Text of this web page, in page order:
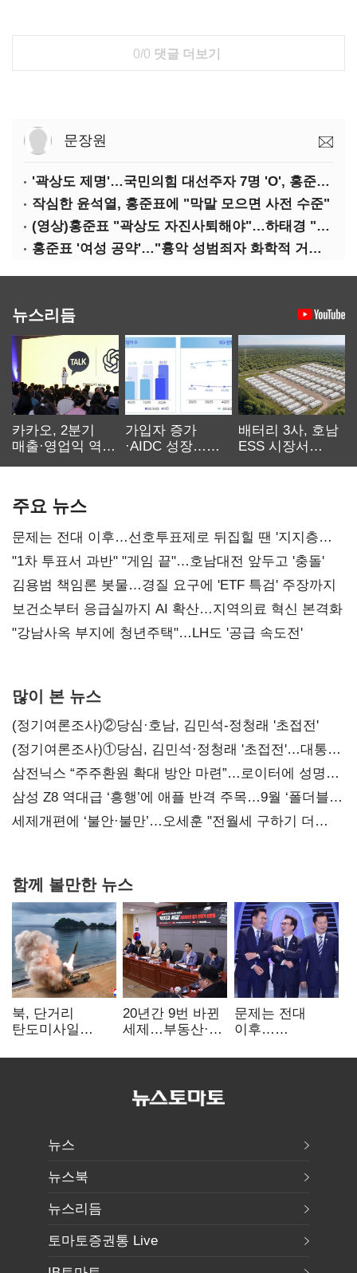
0/0 댓글 더보기
문장원
'곽상도 제명'…국민의힘 대선주자 7명 'O', 홍준표 '△'
작심한 윤석열, 홍준표에 "막말 모으면 사전 수준"
(영상)홍준표 "곽상도 자진사퇴해야"…하태경 "한가한 뒷북"
홍준표 '여성 공약'…"흉악 성범죄자 화학적 거세 추진"
뉴스리듬
카카오, 2분기
매출·영업익 역대
가입자 증가
·AIDC 성장…
배터리 3사, 호남
ESS 시장서
주요 뉴스
문제는 전대 이후…선호투표제로 뒤집힐 땐 '지지층
불복'
"1차 투표서 과반" "게임 끝"…호남대전 앞두고 '충돌'
김용범 책임론 봇물…경질 요구에 'ETF 특검' 주장까지
보건소부터 응급실까지 AI 확산…지역의료 혁신 본격화
"강남사옥 부지에 청년주택"…LH도 '공급 속도전'
많이 본 뉴스
(정기여론조사)②당심·호남, 김민석-정청래 '초접전'
(정기여론조사)①당심, 김민석·정청래 '초접전'…대통령
지지도 '50% 아래로'(종합)
삼전닉스 “주주환원 확대 방안 마련”…로이터에 성명
보내
삼성 Z8 역대급 ‘흥행’에 애플 반격 주목…9월 ‘폴더블
대전’
세제개편에 ‘불안·불만’…오세훈 "전월세 구하기 더
함께 볼만한 뉴스
북, 단거리
탄도미사일
"즉각 중단 촉구"
20년간 9번 바뀐
세제…부동산·
건드렸다
문제는 전대
이후…
뒤집힐 땐
뉴스
뉴스북
뉴스리듬
토마토증권통 Live